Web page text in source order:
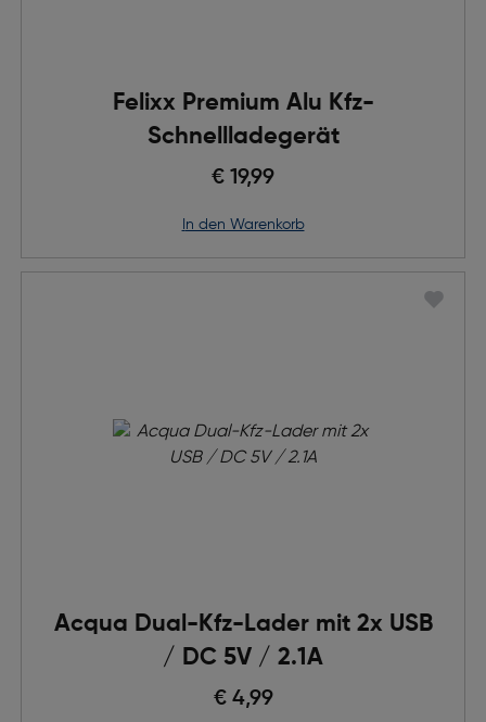
Felixx Premium Alu Kfz-
Schnellladegerät
€ 19,99
in den Warenkorb
Acqua Dual-Kfz-Lader mit 2x USB
/ DC 5V / 2.1A
€ 4,99